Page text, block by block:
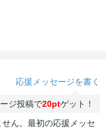
応援メッセージを書く
ジ投稿で20ptゲット！
ん。最初の応援メッセ